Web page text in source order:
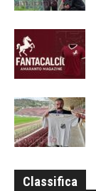
Classifica